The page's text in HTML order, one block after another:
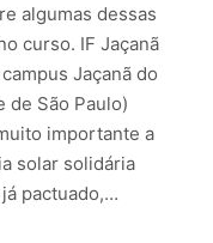
algumas dessas
curso. IF Jaçanã
Jaçanã do
de São Paulo)
importante a
solar solidária
pactuado,…